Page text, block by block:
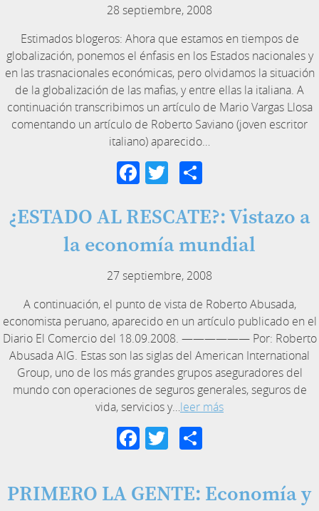
28 septiembre, 2008
Estimados blogeros: Ahora que estamos en tiempos de
globalización, ponemos el énfasis en los Estados nacionales y
en las trasnacionales económicas, pero olvidamos la situación
de la globalización de las mafias, y entre ellas la italiana. A
continuación transcribimos un artículo de Mario Vargas Llosa
comentando un artículo de Roberto Saviano (joven escritor
italiano) aparecido…
Facebook
Twitter
¿ESTADO AL RESCATE?: Vistazo a
la economía mundial
27 septiembre, 2008
A continuación, el punto de vista de Roberto Abusada,
economista peruano, aparecido en un artículo publicado en el
Diario El Comercio del 18.09.2008. —————— Por: Roberto
Abusada AIG. Estas son las siglas del American International
Group, uno de los más grandes grupos aseguradores del
mundo con operaciones de seguros generales, seguros de
vida, servicios y…leer más
Facebook
Twitter
PRIMERO LA GENTE: Economía y